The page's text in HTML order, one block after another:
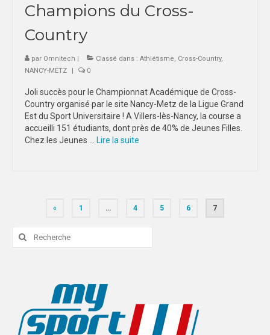
Champions du Cross-
Country
par Omnitech | Classé dans : Athlétisme, Cross-Country,
NANCY-METZ
| 0
Joli succès pour le Championnat Académique de Cross-
Country organisé par le site Nancy-Metz de la Ligue Grand
Est du Sport Universitaire ! A Villers-lès-Nancy, la course a
accueilli 151 étudiants, dont près de 40% de Jeunes Filles.
Chez les Jeunes …
Lire la suite­­
Pagination
des
« 1 … 4 5 6 7
Rechercher